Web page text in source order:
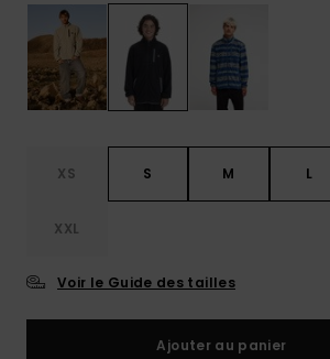
formulaire
de contact.
Consulter
la FAQ
XS S M L
XXL
Voir le Guide des tailles
Ajouter au panier